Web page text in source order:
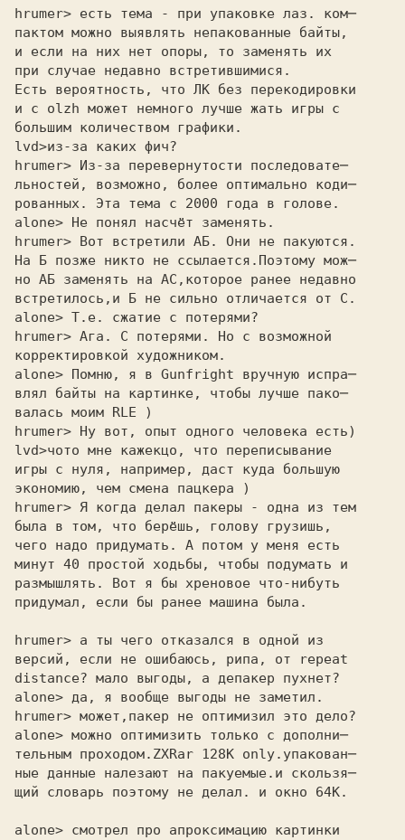
hrumer> есть тема - при упаковке лаз. ком─
пактом можно выявлять непакованные байты,
и если на них нет опоры, то заменять их
при случае недавно встретившимися.
Есть вероятность, что ЛК без перекодировки
и с olzh может немного лучше жать игры с
большим количеством графики.
lvd>
hrumer> Из-за перевернутости последовате─
льностей, возможно, более оптимально коди─
рованных. Эта тема с 2000 года в голове.
alone> Не понял насчёт заменять.
hrumer> Вот встретили АБ. Они не пакуются.
На Б позже никто не ссылается.Поэтому мож─
но АБ заменять на АС,которое ранее недавно
встретилось,и Б не сильно отличается от С.
alone> Т.е. сжатие с потерями?
hrumer> Ага. С потерями. Но с возможной
корректировкой художником.
alone> Помню, я в Gunfright вручную испра─
влял байты на картинке, чтобы лучше пако─
валась моим RLE )
hrumer> Ну вот, опыт одного человека есть)
lvd>
игры с нуля, например, даст куда большую
экономию, чем смена пацкера )
hrumer> Я когда делал пакеры - одна из тем
была в том, что берёшь, голову грузишь,
чего надо придумать. А потом у меня есть
минут 40 простой ходьбы, чтобы подумать и
размышлять. Вот я бы хреновое что-нибуть
придумал, если бы ранее машина была.
hrumer> а ты чего отказался в одной из
версий, если не ошибаюсь, рипа, от repeat
distance? мало выгоды, а депакер пухнет?
alone> да, я вообще выгоды не заметил.
hrumer> может,пакер не оптимизил это дело?
alone> можно оптимизить только с дополни─
тельным проходом.ZXRar 128K only.упакован─
ные данные налезают на пакуемые.и скользя─
щий словарь поэтому не делал. и окно 64К.
alone> смотрел про апроксимацию картинки